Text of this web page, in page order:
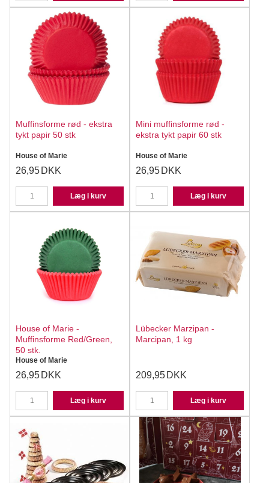
Muffinsforme rød - ekstra
tykt papir 50 stk
House of Marie
26,95 DKK
Læg i kurv
Mini muffinsforme rød -
ekstra tykt papir 60 stk
House of Marie
26,95 DKK
Læg i kurv
House of Marie -
Muffinsforme Red/Green,
50 stk.
House of Marie
26,95 DKK
Læg i kurv
Lübecker Marzipan -
Marcipan, 1 kg
209,95 DKK
Læg i kurv